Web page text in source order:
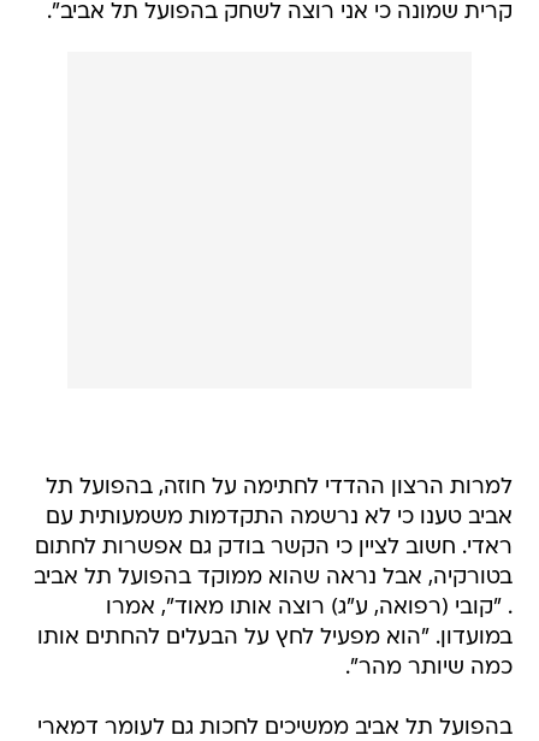
קרית שמונה כי אני רוצה לשחק בהפועל תל אביב".
למרות הרצון ההדדי לחתימה על חוזה, בהפועל תל
אביב טענו כי לא נרשמה התקדמות משמעותית עם
ראדי. חשוב לציין כי הקשר בודק גם אפשרות לחתום
בטורקיה, אבל נראה שהוא ממוקד בהפועל תל אביב
. "קובי (רפואה, ע"ג) רוצה אותו מאוד", אמרו
במועדון. "הוא מפעיל לחץ על הבעלים להחתים אותו
כמה שיותר מהר".
בהפועל תל אביב ממשיכים לחכות גם לעומר דמארי